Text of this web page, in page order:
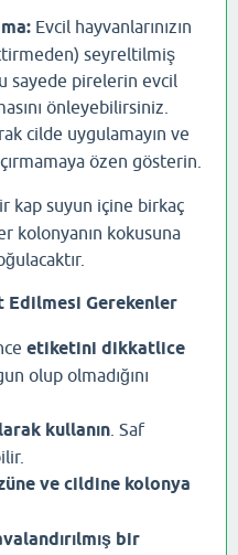
Evcil hayvanlarınızın
seyreltilmiş
sayede pirelerin evcil
önleyebilirsiniz.
cilde uygulamayın ve
özen gösterin.
kap suyun içine birkaç
kolonyanın kokusuna
Edilmesi Gerekenler
etiketini dikkatlice
olup olmadığını
kullanın . Saf
ve cildine kolonya
bir